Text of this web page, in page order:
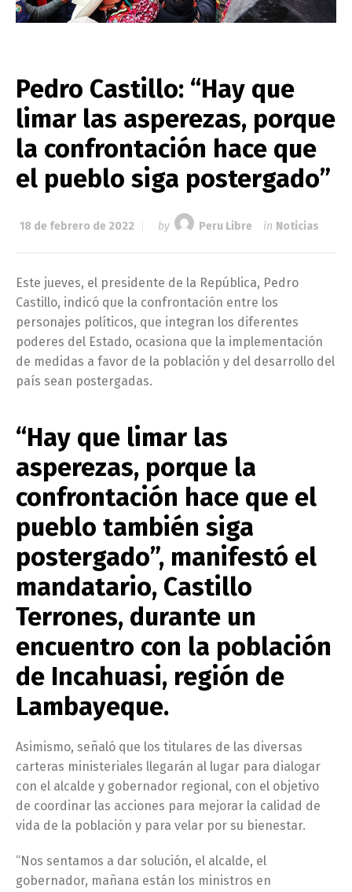
Pedro Castillo: “Hay que
limar las asperezas, porque
la confrontación hace que
el pueblo siga postergado”
18 de febrero de 2022 by Peru Libre in Noticias
Este jueves, el presidente de la República, Pedro
Castillo, indicó que la confrontación entre los
personajes políticos, que integran los diferentes
poderes del Estado, ocasiona que la implementación
de medidas a favor de la población y del desarrollo del
país sean postergadas.
“Hay que limar las
asperezas, porque la
confrontación hace que el
pueblo también siga
postergado”, manifestó el
mandatario, Castillo
Terrones, durante un
encuentro con la población
de Incahuasi, región de
Lambayeque.
Asimismo, señaló que los titulares de las diversas
carteras ministeriales llegarán al lugar para dialogar
con el alcalde y gobernador regional, con el objetivo
de coordinar las acciones para mejorar la calidad de
vida de la población y para velar por su bienestar.
“Nos sentamos a dar solución, el alcalde, el
gobernador, mañana están los ministros en